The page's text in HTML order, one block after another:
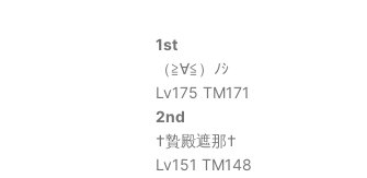
1st
（≧∀≦）ﾉｼ
Lv175 TM171
2nd
†贄殿遮那†
Lv151 TM148